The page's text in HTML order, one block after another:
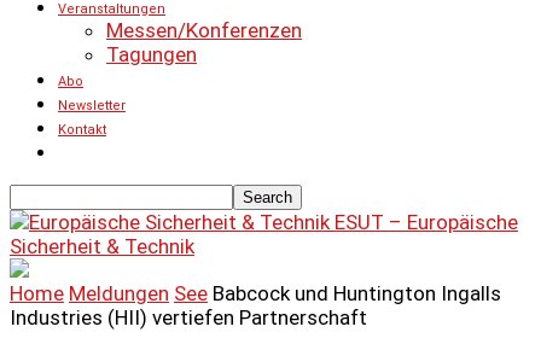
Veranstaltungen
Messen/Konferenzen
Tagungen
Abo
Newsletter
Kontakt
ESUT – Europäische
Sicherheit & Technik
Home Meldungen See Babcock und Huntington Ingalls
Industries (HII) vertiefen Partnerschaft